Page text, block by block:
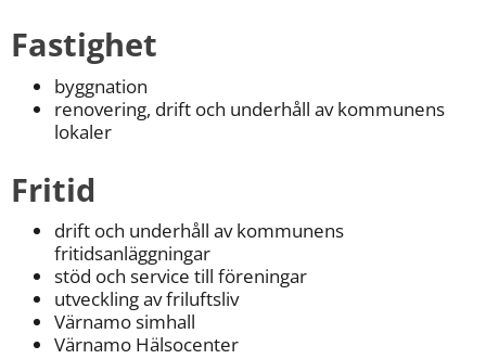
Fastighet
byggnation
renovering, drift och underhåll av kommunens
lokaler
Fritid
drift och underhåll av kommunens
fritidsanläggningar
stöd och service till föreningar
utveckling av friluftsliv
Värnamo simhall
Värnamo Hälsocenter